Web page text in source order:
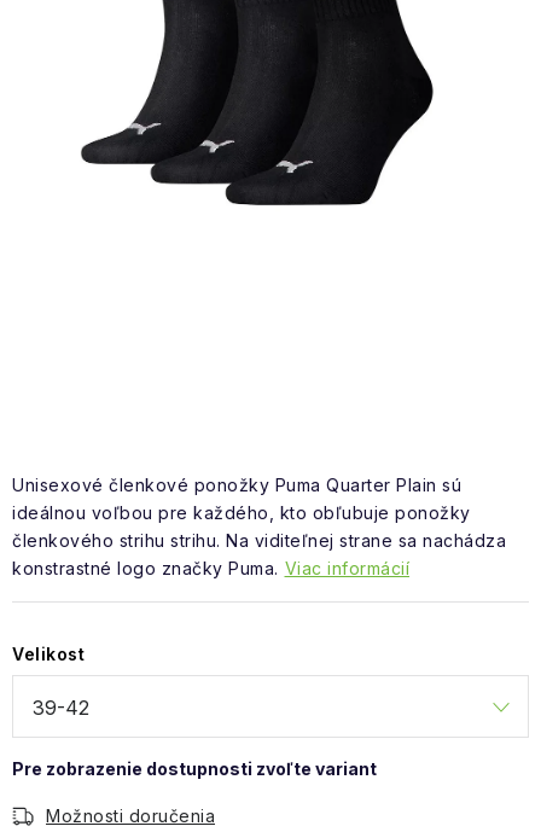
Doprava a platba
Unisexové členkové ponožky Puma Quarter Plain sú
ideálnou voľbou pre každého, kto obľubuje ponožky
členkového strihu strihu. Na viditeľnej strane sa nachádza
konstrastné logo značky Puma. Viac informácií
Velikost
Možnosti doručenia